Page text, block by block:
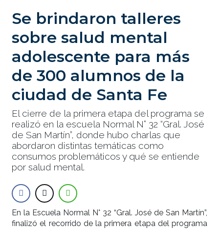
Se brindaron talleres
sobre salud mental
adolescente para más
de 300 alumnos de la
ciudad de Santa Fe
El cierre de la primera etapa del programa se
realizó en la escuela Normal N° 32 “Gral. José
de San Martín”, donde hubo charlas que
abordaron distintas temáticas como
consumos problemáticos y qué se entiende
por salud mental.
En la Escuela Normal N° 32 “Gral. José de San Martín”,
finalizó el recorrido de la primera etapa del programa